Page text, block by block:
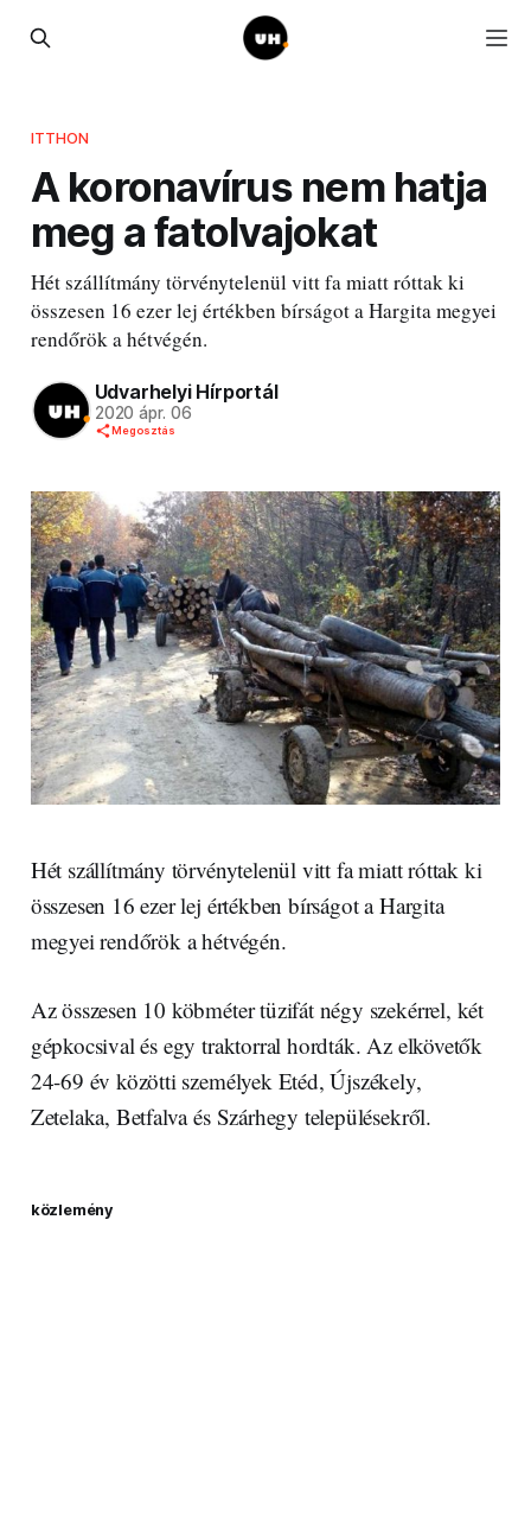
ITTHON
A koronavírus nem hatja
meg a fatolvajokat
Hét szállítmány törvénytelenül vitt fa miatt róttak ki
összesen 16 ezer lej értékben bírságot a Hargita megyei
rendőrök a hétvégén.
Udvarhelyi Hírportál
2020 ápr. 06
Megosztás
Hét szállítmány törvénytelenül vitt fa miatt róttak ki
összesen 16 ezer lej értékben bírságot a Hargita
megyei rendőrök a hétvégén.
Az összesen 10 köbméter tüzifát négy szekérrel, két
gépkocsival és egy traktorral hordták. Az elkövetők
24-69 év közötti személyek Etéd, Újszékely,
Zetelaka, Betfalva és Szárhegy településekről.
közlemény